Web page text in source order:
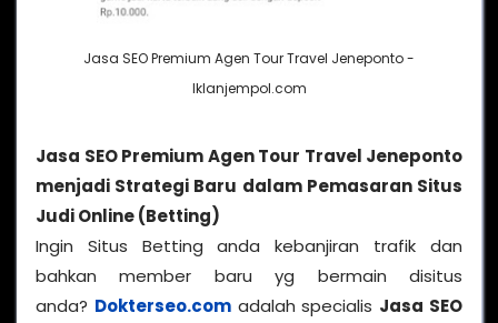
Jasa SEO Premium Agen Tour Travel Jeneponto -
Iklanjempol.com
Jasa SEO Premium Agen Tour Travel Jeneponto
menjadi Strategi Baru dalam Pemasaran Situs
Judi Online (Betting)
Ingin Situs Betting anda kebanjiran trafik dan
bahkan member baru yg bermain disitus
anda? Dokterseo.comadalah specialis Jasa SEO